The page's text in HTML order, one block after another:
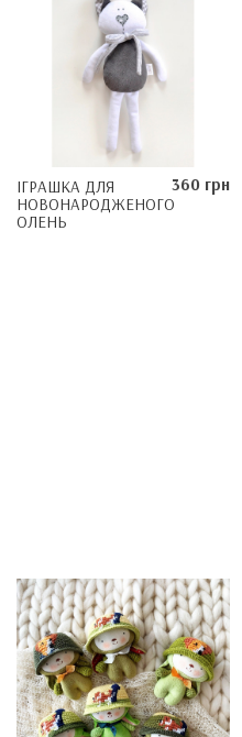
ІГРАШКА ДЛЯ
НОВОНАРОДЖЕНОГО
ОЛЕНЬ
360 грн